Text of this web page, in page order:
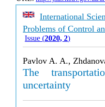
International
Problems of Control
Issue (2020, 2)
Pavlov A. A.,
The
uncertainty